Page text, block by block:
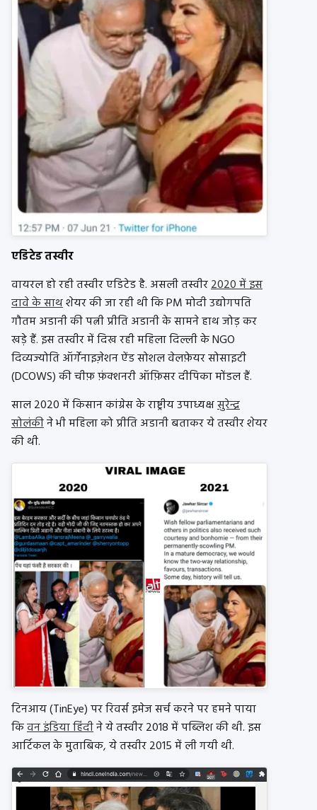
एडिटेड तस्वीर
वायरल हो रही तस्वीर एडिटेड है. असली तस्वीर2020 में इस
दावे के साथशेयर की जा रही थी कि PM मोदी उद्योगपति
गौतम अडानी की पत्नी प्रीति अडानी के सामने हाथ जोड़ कर
खड़े हैं. इस तस्वीर में दिख रही महिला दिल्ली के NGO
दिव्यज्योति ऑर्गेनाइज़ेशन ऐंड सोशल वेलफ़ेयर सोसाइटी
(DCOWS) की चीफ़ फ़ंक्शनरी ऑफ़िसर दीपिका मोंडल हैं.
साल 2020 में किसान कांग्रेस के राष्ट्रीय उपाध्यक्षसुरेन्द्र
सोलंकीने भी महिला को प्रीति अडानी बताकर ये तस्वीर शेयर
की थी.
टिनआय (TinEye) पर रिवर्स इमेज सर्च करने पर हमने पाया
किवन इंडिया हिंदीने ये तस्वीर 2018 में पब्लिश की थी. इस
आर्टिकल के मुताबिक, ये तस्वीर 2015 में ली गयी थी.